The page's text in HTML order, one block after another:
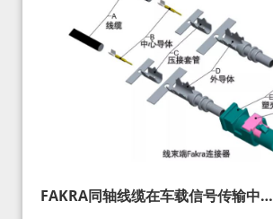
FAKRA同轴线缆在车载信号传输中的